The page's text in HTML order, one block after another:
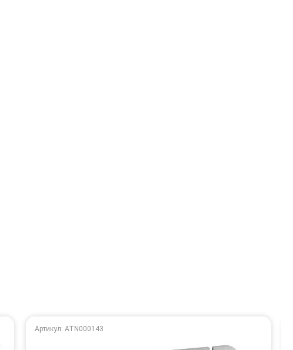
Артикул: ATN000143